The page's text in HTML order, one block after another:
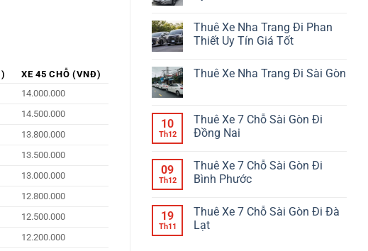
XE 45 CHỖ (VNĐ)
14.000.000
14.500.000
13.800.000
13.500.000
13.000.000
12.800.000
12.500.000
12.200.000
Chuyển
Tiện
Lợi
Giá
Uy
Tín
–
Phan
Thiết
Đi
Uy
bình
luận
Nha
Uy
Tín
–
Thuê Xe Nha Trang Đi Phan
Thiết Uy Tín Giá Tốt
bình
Nha
Trang
Đi
Uy
Tín
Giá
Thuê Xe Nha Trang Đi Sài Gòn
luận
Thuê
Trang
Đi
Sài
10
Th12
Thuê Xe 7 Chỗ Sài Gòn Đi
Đồng Nai
bình
luận
ở
7
Chỗ
Sài
09
Th12
Thuê Xe 7 Chỗ Sài Gòn Đi
Bình Phước
bình
luận
ở
19
Th11
Thuê Xe 7 Chỗ Sài Gòn Đi Đà
Lạt